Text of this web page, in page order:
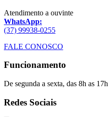
Atendimento a ouvinte
WhatsApp:
(37) 99938-0255
FALE CONOSCO
Funcionamento
De segunda a sexta, das 8h as 17h
Redes Sociais